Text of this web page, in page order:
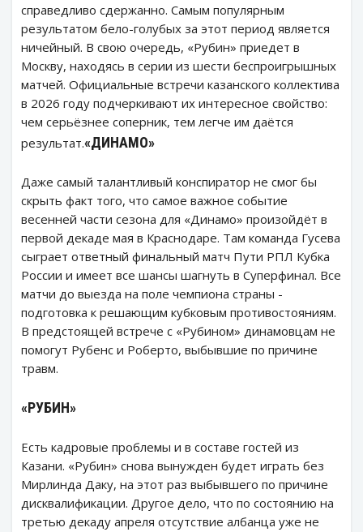
справедливо сдержанно. Самым популярным
результатом бело-голубых за этот период является
ничейный. В свою очередь, «Рубин» приедет в
Москву, находясь в серии из шести беспроигрышных
матчей. Официальные встречи казанского коллектива
в 2026 году подчеркивают их интересное свойство:
чем серьёзнее соперник, тем легче им даётся
результат.«ДИНАМО»
Даже самый талантливый конспиратор не смог бы
скрыть факт того, что самое важное событие
весенней части сезона для «Динамо» произойдёт в
первой декаде мая в Краснодаре. Там команда Гусева
сыграет ответный финальный матч Пути РПЛ Кубка
России и имеет все шансы шагнуть в Суперфинал. Все
матчи до выезда на поле чемпиона страны -
подготовка к решающим кубковым противостояниям.
В предстоящей встрече с «Рубином» динамовцам не
помогут Рубенс и Роберто, выбывшие по причине
травм.
«РУБИН»
Есть кадровые проблемы и в составе гостей из
Казани. «Рубин» снова вынужден будет играть без
Мирлинда Даку, на этот раз выбывшего по причине
дисквалификации. Другое дело, что по состоянию на
третью декаду апреля отсутствие албанца уже не